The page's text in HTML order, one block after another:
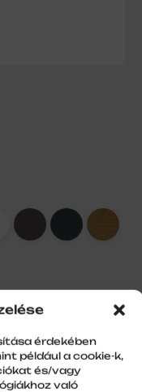
érdekében
például a cookie-k,
és/vagy
való
45